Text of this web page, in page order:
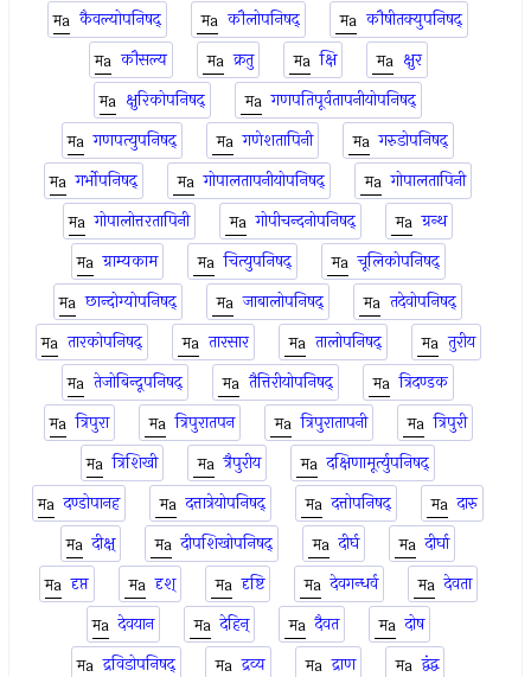
कैवल्योपनिषद्
कौलोपनिषद्
कौषीतक्युपनिषद्
कौसल्य
क्रतु क्षि
क्षुर
क्षुरिकोपनिषद्
गणपतिपूर्वतापनीयोपनिषद्
गणपत्युपनिषद्
गणेशतापिनी
गरुडोपनिषद्
गर्भोपनिषद्
गोपालतापनीयोपनिषद्
गोपालतापिनी
गोपालोत्तरतापिनी
गोपीचन्दनोपनिषद्
ग्रन्थ
ग्राम्यकाम
चित्युपनिषद्
चूलिकोपनिषद्
छान्दोग्योपनिषद्
जाबालोपनिषद्
तदेवोपनिषद्
तारकोपनिषद्
तारसार तालोपनिषद्
तुरीय
तेजोबिन्दूपनिषद्
तैत्तिरीयोपनिषद्
त्रिदण्डक
त्रिपुरा
त्रिपुरातपन त्रिपुरातापनी
त्रिपुरी
त्रिशिखी
त्रैपुरीय
दक्षिणामूर्त्युपनिषद्
दण्डोपानह
दत्तात्रेयोपनिषद् दत्तोपनिषद्
दारु
दीक्ष्
दीपशिखोपनिषद् दीर्घ
दीर्घा
दृप्त
दृश् दृष्टि देवगन्धर्व
देवता
देवयान
देहिन् दैवत
दोष
द्रविडोपनिषद्
द्रव्य द्राण
द्वंद्व